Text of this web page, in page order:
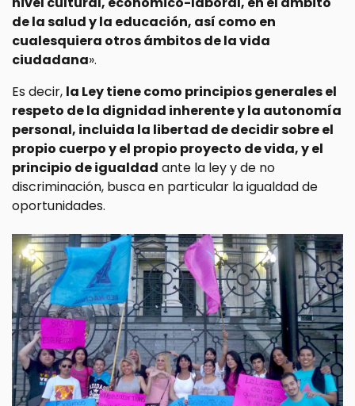
de la salud y la educación, así como en
cualesquiera otros ámbitos de la vida
ciudadana».
Es decir, la Ley tiene como principios generales el
respeto de la dignidad inherente y la autonomía
personal, incluida la libertad de decidir sobre el
propio cuerpo y el propio proyecto de vida, y el
principio de igualdad ante la ley y de no
discriminación, busca en particular la igualdad de
oportunidades.